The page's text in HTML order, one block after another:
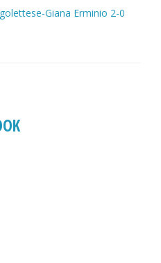
Giana Erminio 2-0